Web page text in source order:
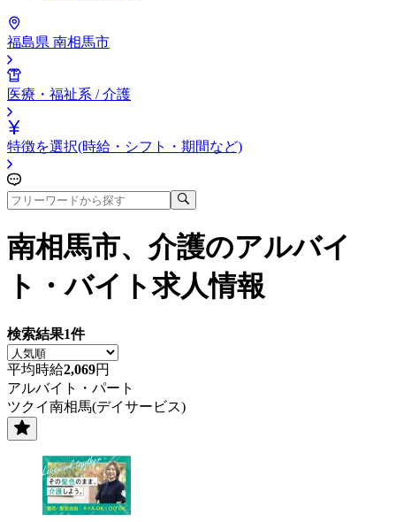
福島県 南相馬市
医療・福祉系 / 介護
特徴を選択(時給・シフト・期間など)
南相馬市、介護のアルバイ
ト・バイト求人情報
検索結果1件
平均時給2,069円
アルバイト・パート
ツクイ南相馬(デイサービス)